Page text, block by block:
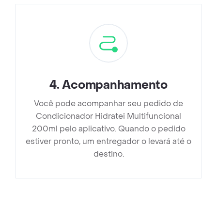
4.Acompanhamento
Você pode acompanhar seu pedido de
Condicionador Hidratei Multifuncional
200ml pelo aplicativo. Quando o pedido
estiver pronto, um entregador o levará até o
destino.